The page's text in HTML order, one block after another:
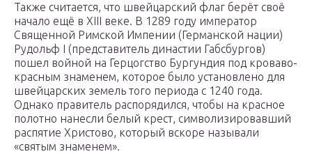
Также считается, что швейцарский флаг берёт своё
начало ещё в XIII веке. В 1289 году император
Священной Римской Импении (Германской нации)
Рудольф I (представитель династии Габсбургов)
пошел войной на Герцогство Бургундия под кроваво-
красным знаменем, которое было установлено для
швейцарских земель того периода с 1240 года.
Однако правитель распорядился, чтобы на красное
полотно нанесли белый крест, символизировавший
распятие Христово, который вскоре называли
«святым знаменем».